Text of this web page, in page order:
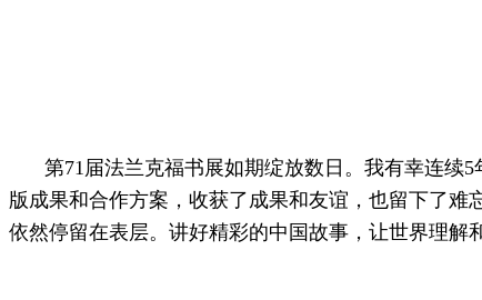
第71届法兰克福书展如期绽放数日。我有幸连续
版成果和合作方案，收获了成果和友谊，也留下了
依然停留在表层。讲好精彩的中国故事，让世界理解